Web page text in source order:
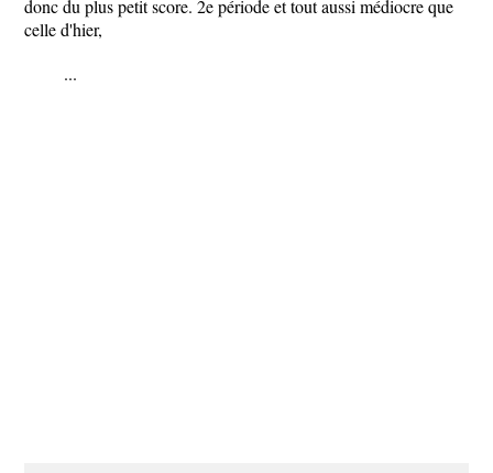
donc du plus petit score. 2e période et tout aussi médiocre que
celle d'hier,
...